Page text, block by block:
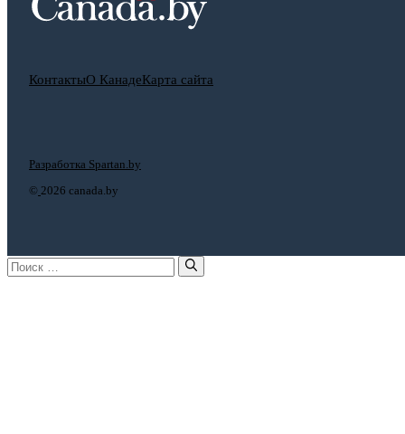
КонтактыО КанадеКарта сайта
© 2026 canada.by
Разработка Spartan.by
Поиск: